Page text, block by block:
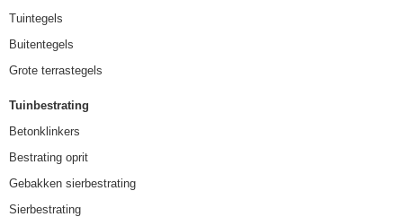
Tuintegels
Buitentegels
Grote terrastegels
Tuinbestrating
Betonklinkers
Bestrating oprit
Gebakken sierbestrating
Sierbestrating